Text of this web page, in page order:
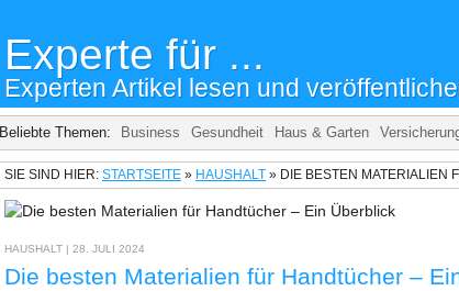
Experte für ...
Experten Artikel lesen und
Beliebte Themen: Business Gesundheit Haus & Garten
SIE SIND HIER: STARTSEITE » HAUSHALT » DIE BESTEN MATERIALIEN
HAUSHALT | 28. JULI 2024
Die besten Materialien für Handtücher –